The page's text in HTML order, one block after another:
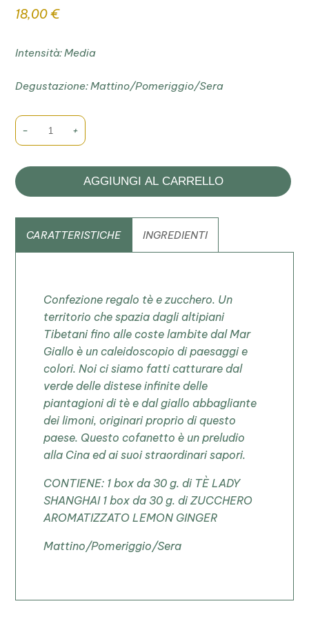
18,00€
Intensità:Media
Degustazione:Mattino/Pomeriggio/Sera
- +
AGGIUNGI AL CARRELLO
CARATTERISTICHE INGREDIENTI
Confezione regalo tè e zucchero. Un
territorio che spazia dagli altipiani
Tibetani fino alle coste lambite dal Mar
Giallo è un caleidoscopio di paesaggi e
colori. Noi ci siamo fatti catturare dal
verde delle distese infinite delle
piantagioni di tè e dal giallo abbagliante
dei limoni, originari proprio di questo
paese. Questo cofanetto è un preludio
alla Cina ed ai suoi straordinari sapori.
CONTIENE: 1 box da 30 g. di TÈ LADY
SHANGHAI 1 box da 30 g. di ZUCCHERO
AROMATIZZATO LEMON GINGER
Mattino/Pomeriggio/Sera